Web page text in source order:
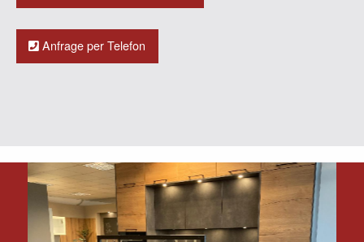
Anfrage per Telefon